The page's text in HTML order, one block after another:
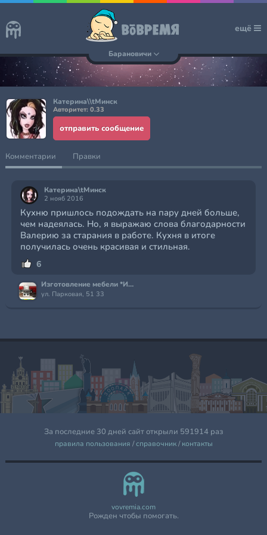
ещё
Барановичи
Катерина\\tМинск
Авторитет: 0.33
отправить сообщение
Комментарии Правки
Катерина\tМинск
2 нояб 2016
Кухню пришлось подождать на пару дней больше,
чем надеялась. Но, я выражаю слова благодарности
Валерию за старания в работе. Кухня в итоге
получилась очень красивая и стильная.
6
Изготовление мебели *ИП Матяс*
ул. Парковая, 51 33
За последние 30 дней сайт открыли 591914 раз
правила пользования /справочник/контакты
vovremia.com
Рожден чтобы помогать.